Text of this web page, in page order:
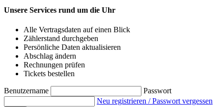
Unsere Services rund um die Uhr
Alle Vertragsdaten auf einen Blick
Zählerstand durchgeben
Persönliche Daten aktualisieren
Abschlag ändern
Rechnungen prüfen
Tickets bestellen
Benutzername
Passwort
Neu registrieren / Passwort vergessen